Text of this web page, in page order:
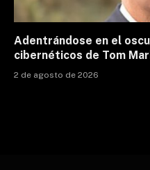
Adentrándose en el
cibernéticos de Tom
2 de agosto de 2026